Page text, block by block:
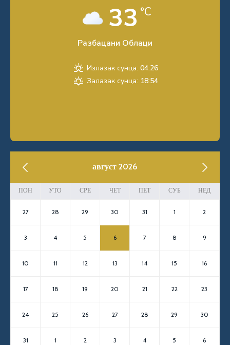
33 °C
Разбацани Облаци
Излазак сунца: 04:26
Залазак сунца: 18:54
август 2026
ПОН УТО СРЕ ЧЕТ ПЕТ СУБ НЕД
27 28 29 30 31 1 2
3 4 5 6 7 8 9
10 11 12 13 14 15 16
17 18 19 20 21 22 23
24 25 26 27 28 29 30
31 1 2 3 4 5 6